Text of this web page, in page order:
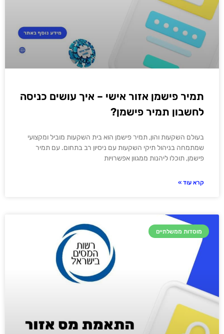
תמיר פישמן אזור אישי – איך עושים כניסה
לחשבון תמיר פישמן?
בעולם השקעות והון, תמיר פישמן הוא בית השקעות מוביל ומקצועי
שמתמחה בניהול תיקי השקעות עם ניסיון רב בתחום. עם תמיר
פישמן, תוכלו ליהנות ממגוון אפשרויות
קרא עוד »
מוסדות ממשלתיים